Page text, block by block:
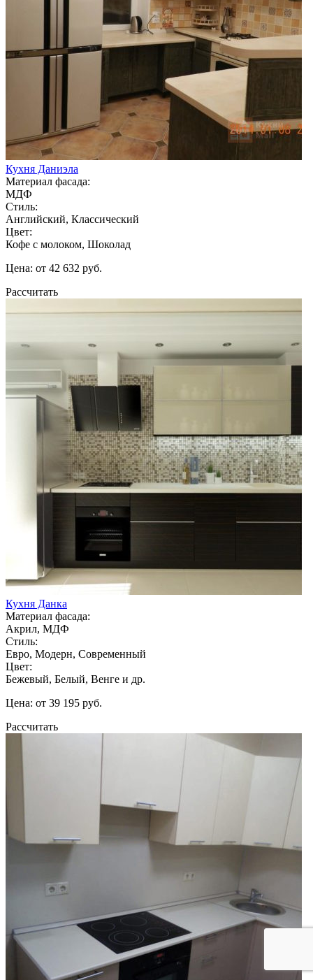
Кухня Даниэла
Материал фасада:
МДФ
Стиль:
Английский, Классический
Цвет:
Кофе с молоком, Шоколад
Цена: от 42 632 руб.
Рассчитать
Кухня Данка
Материал фасада:
Акрил, МДФ
Стиль:
Евро, Модерн, Современный
Цвет:
Бежевый, Белый, Венге и др.
Цена: от 39 195 руб.
Рассчитать